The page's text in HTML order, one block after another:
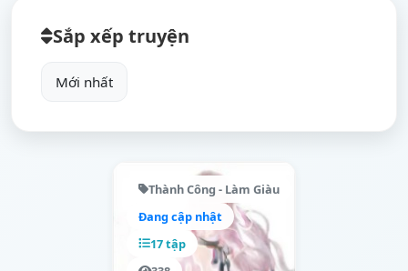
Sắp xếp truyện
Thành Công - Làm Giàu
Đang cập nhật
17 tập